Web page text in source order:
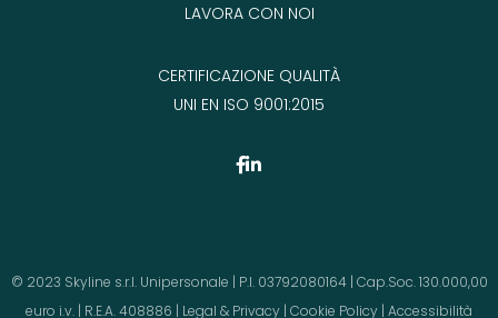
LAVORA CON NOI
CERTIFICAZIONE QUALITÀ
UNI EN ISO 9001:2015
© 2023 Skyline s.r.l. Unipersonale | P.I. 03792080164 | Cap.Soc. 130.000,00
euro i.v. | R.E.A. 408886 | Legal & Privacy | Cookie Policy | Accessibilità